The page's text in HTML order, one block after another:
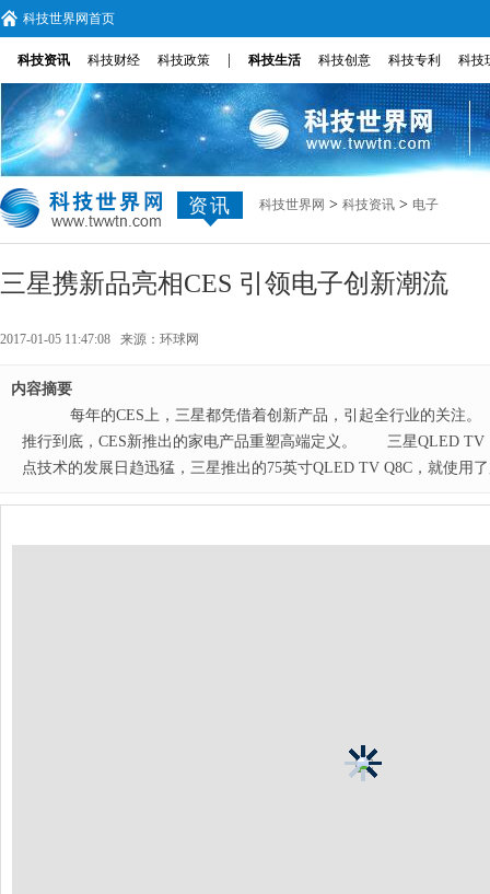
科技世界网首页
科技资讯 科技财经 科技政策 科技生活 科技创意 科技专利 科技
资讯 科技世界网 > 科技资讯 > 电子
三星携新品亮相CES 引领电子创新潮流
2017-01-05 11:47:08 来源： 环球网
内容摘要
每年的CES上，三星都凭借着创新产品，引起全行业的关注
推行到底，CES新推出的家电产品重塑高端定义。 三星QLED
点技术的发展日趋迅猛，三星推出的75英寸QLED TV Q8C，就使用